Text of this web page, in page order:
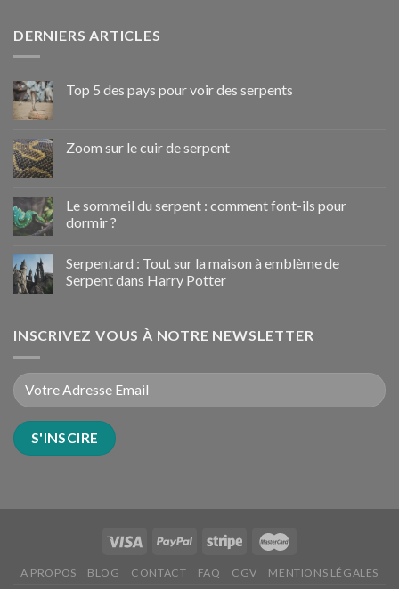
DERNIERS ARTICLES
Top 5 des pays pour voir des serpents
Zoom sur le cuir de serpent
Le sommeil du serpent : comment font-ils pour
dormir ?
Serpentard : Tout sur la maison à emblème de
Serpent dans Harry Potter
INSCRIVEZ VOUS À NOTRE NEWSLETTER
A PROPOS BLOG CONTACT FAQ CGV MENTIONS LÉGALES